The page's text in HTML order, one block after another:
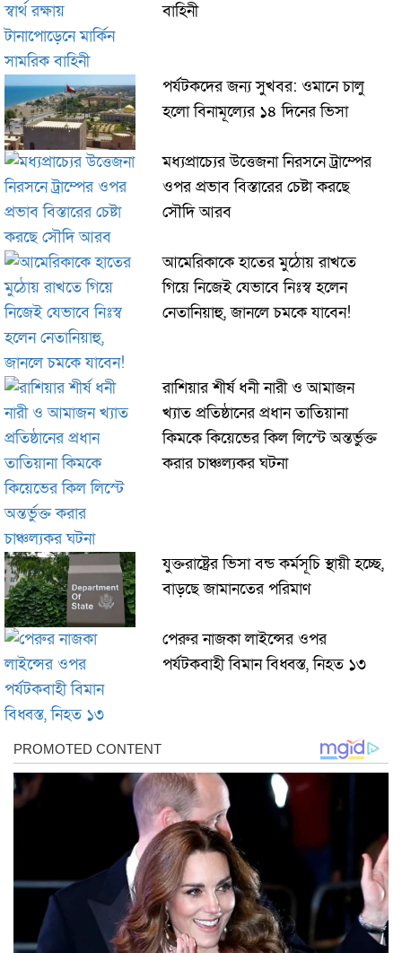
বাহিনী
পর্যটকদের জন্য সুখবর: ওমানে চালু
হলো বিনামূল্যের ১৪ দিনের ভিসা
মধ্যপ্রাচ্যের উত্তেজনা নিরসনে ট্রাম্পের
ওপর প্রভাব বিস্তারের চেষ্টা করছে
সৌদি আরব
আমেরিকাকে হাতের মুঠোয় রাখতে
গিয়ে নিজেই যেভাবে নিঃস্ব হলেন
নেতানিয়াহু, জানলে চমকে যাবেন!
রাশিয়ার শীর্ষ ধনী নারী ও আমাজন
খ্যাত প্রতিষ্ঠানের প্রধান তাতিয়ানা
কিমকে কিয়েভের কিল লিস্টে অন্তর্ভুক্ত
করার চাঞ্চল্যকর ঘটনা
যুক্তরাষ্ট্রের ভিসা বন্ড কর্মসূচি স্থায়ী হচ্ছে,
বাড়ছে জামানতের পরিমাণ
পেরুর নাজকা লাইন্সের ওপর
পর্যটকবাহী বিমান বিধ্বস্ত, নিহত ১৩